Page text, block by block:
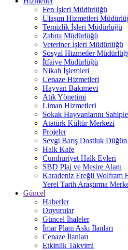
Fen İşleri Müdürlüğü
Ulaşım Hizmetleri
Temizlik İşleri Müdürlüğü
Zabıta Müdürlüğü
Veteriner İşleri Müdürlüğü
Sosyal Hizmetler
İtfaiye Müdürlüğü
Nikah İşlemleri
Cenaze Hizmetleri
Hayvan Bakımevi
Atık Yönetimi
Liman Hizmetleri
Sokak Hayvanlarını
Atatürk Kültür Merkezi
Projeler
Sevgi Barış Dostluk
Halk Kafe
Cumhuriyet Halk Evleri
SBD Plaj ve Mesire Alanı
Karadeniz Ereğli Wolfram
Yerel Tarih Araştırma
Güncel
Haberler
Duyurular
Güncel İhaleler
İmar Planı Askı İlanları
Cenaze İlanları
Etkinlik Takvimi